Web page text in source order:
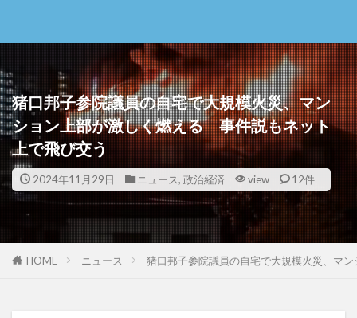
猪口邦子参院議員の自宅で大規模火災、マン
ション上部が激しく燃える 事件説もネット
上で飛び交う
2024年11月29日 ニュース, 政治経済 view 12件
HOME ニュース 猪口邦子参院議員の自宅で大規模火災、マ